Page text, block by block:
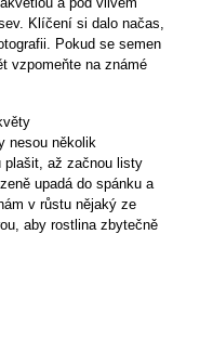
Klíčení si dalo načas,
Pokud se semen
vzpomeňte na známé
nesou několik
plašit, až začnou listy
upadá do spánku a
v růstu nějaký ze
aby rostlina zbytečně